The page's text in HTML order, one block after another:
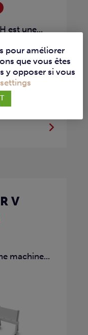
est une...
V
machine...
pour améliorer
que vous êtes
y opposer si vous